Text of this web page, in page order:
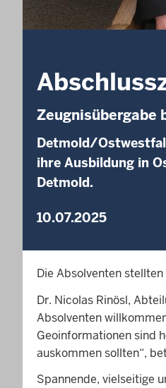
Zeugnisübergabe
Detmold/
ihre Ausbildung in
Detmold.
10.07.2025
Die Absolventen
Dr. Nicolas Rinösl,
Absolventen
Geoinformationen sind
auskommen sollten“,
Spannende, vielseitige